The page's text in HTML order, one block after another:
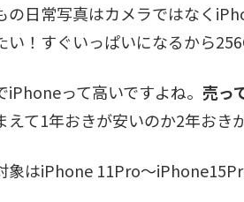
の日常写真はカメラではなく
い！すぐいっぱいになるから
iPhoneって高いですよね。 売っ
えて1年おきが安いのか2年おき
象はiPhone 11Pro〜